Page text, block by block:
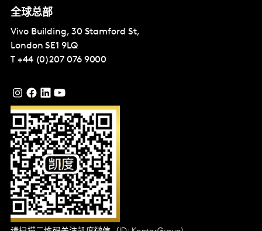
全球总部
Vivo Building, 30 Stamford St,
London SE1 9LQ
T +44 (0)207 076 9000